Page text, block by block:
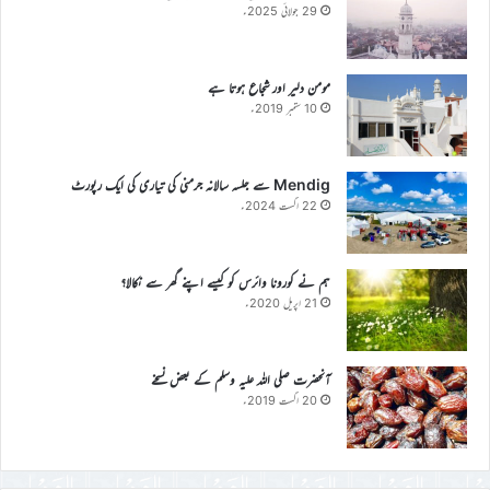
29 جولائی 2025ء
مومن دلیر اور شجاع ہوتا ہے
10 ستمبر 2019ء
Mendig سے جلسہ سالانہ جرمنی کی تیاری کی ایک رپورٹ
22 اگست 2024ء
ہم نے کورونا وائرس کو کیسے اپنے گھر سے نکالا؟
21 اپریل 2020ء
آنحضرت صلی اللہ علیہ وسلم کے بعض نسخے
20 اگست 2019ء